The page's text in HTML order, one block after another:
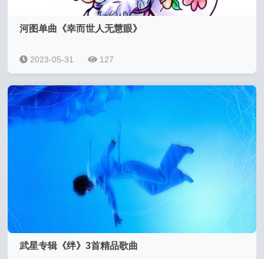
河图单曲《幸而世人无慧眼》
2023-05-31 127
武星专辑《绊》3首精品歌曲